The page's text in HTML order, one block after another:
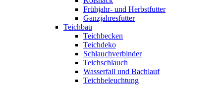
Frühjahr- und Herbstfutter
Ganzjahresfutter
Teichbau
Teichbecken
Teichdeko
Schlauchverbinder
Teichschlauch
Wasserfall und Bachlauf
Teichbeleuchtung